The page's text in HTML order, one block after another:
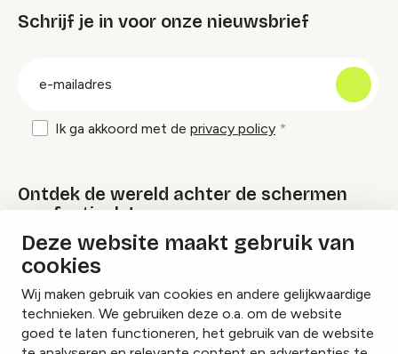
Deze website maakt gebruik van
cookies
Wij maken gebruik van cookies en andere gelijkwaardige
technieken. We gebruiken deze o.a. om de website
goed te laten functioneren, het gebruik van de website
Schrijf je in voor onze nieuwsbrief
Ik ga akkoord met de privacy policy
Ontdek de wereld achter de schermen
van festivals!
Lees onze Festival Specials